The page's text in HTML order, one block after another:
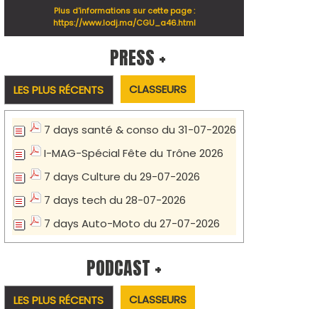
Plus d'informations sur cette page :
https://www.lodj.ma/CGU_a46.html
PRESS +
LES PLUS RÉCENTS CLASSEURS
7 days santé & conso du 31-07-2026
I-MAG-Spécial Fête du Trône 2026
7 days Culture du 29-07-2026
7 days tech du 28-07-2026
7 days Auto-Moto du 27-07-2026
PODCAST +
LES PLUS RÉCENTS CLASSEURS